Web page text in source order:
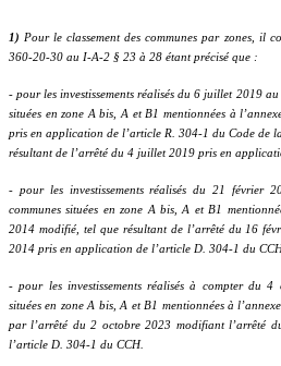
1) Pour le classement des communes par zones, il
360-20-30 au I-A-2 § 23 à 28 étant précisé que :
- pour les investissements réalisés du 6 juillet 2019
situées en zone A bis, A et B1 mentionnées à
pris en application de l’article R. 304-1 du Code de
résultant de l’arrêté du 4 juillet 2019 pris en
- pour les investissements réalisés du 21 février
communes situées en zone A bis, A et B1
2014 modifié, tel que résultant de l’arrêté du 16
2014 pris en application de l’article D. 304-1 du
- pour les investissements réalisés à compter du
situées en zone A bis, A et B1 mentionnées à
par l’arrêté du 2 octobre 2023 modifiant l’arrêté
l’article D. 304-1 du CCH.